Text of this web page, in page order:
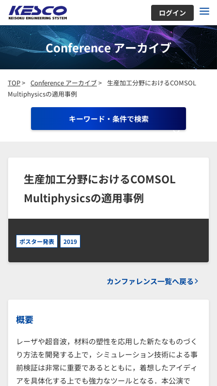
ログイン
Conference アーカイブ
TOP> Conference アーカイブ>
生産加工分野におけるCOMSOL
Multiphysicsの適用事例
キーワード・条件で検索
生産加工分野におけるCOMSOL
Multiphysicsの適用事例
ポスター発表 2019
カンファレンス一覧へ戻る
概要
レーザや超音波，材料の塑性を応用した新たなものづく
り方法を開発する上で，シミュレーション技術による事
前検証は非常に重要であるとともに，着想したアイディ
アを具体化する上でも強力なツールとなる．本公演で